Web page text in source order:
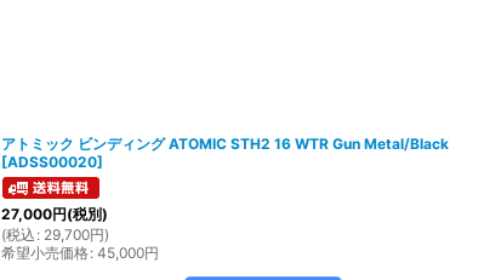
アトミック ビンディング ATOMIC STH2 16 WTR Gun Metal/Black
[ADSS00020]
27,000円(税別)
(税込 : 29,700円)
希望小売価格: 45,000円